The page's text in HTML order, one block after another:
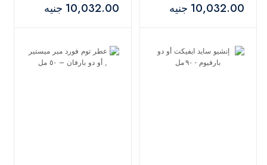
10,032.00 جنيه 10,032.00 جنيه